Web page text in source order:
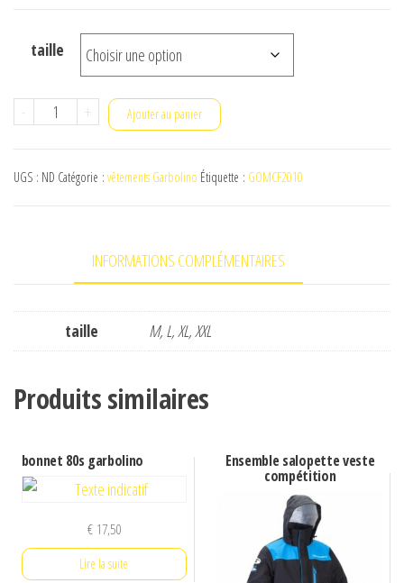
taille
-
quantité
shirt
+ Ajouter au panier
UGS : ND Catégorie : vêtements Garbolino Étiquette : GOMCF2010
INFORMATIONS COMPLÉMENTAIRES
taille M, L, XL, XXL
Produits similaires
bonnet 80s garbolino
€17,50
Lire la suite
Ensemble salopette veste
compétition